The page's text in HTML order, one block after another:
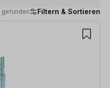
gefunden Filtern & Sortieren